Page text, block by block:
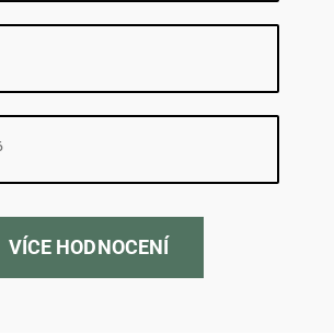
obchodu je 5 z 5 hvězdiček.
obchodu je 5 z 5 hvězdiček.
VÍCE HODNOCENÍ